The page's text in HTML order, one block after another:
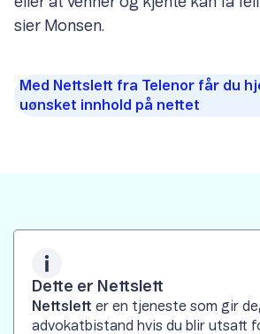
sier Monsen.
Med Nettslett fra Telenor får du
uønsket innhold på nettet
Dette er Nettslett
Nettslett er en tjeneste som gir
advokatbistand hvis du blir utsatt